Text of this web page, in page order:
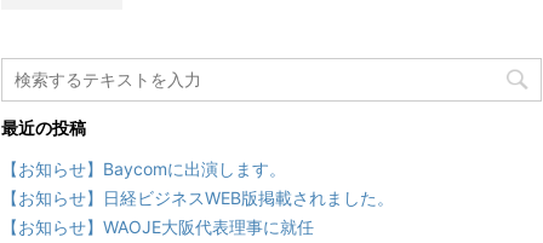
最近の投稿
【お知らせ】Baycomに出演します。
【お知らせ】日経ビジネスWEB版掲載されました。
【お知らせ】WAOJE大阪代表理事に就任